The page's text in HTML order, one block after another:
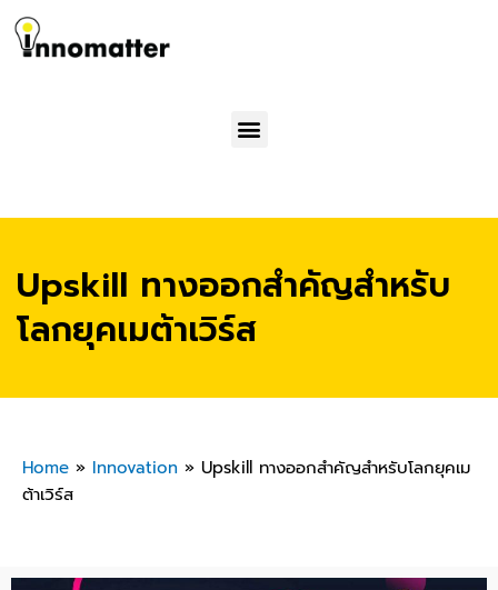
Menu
Upskill ทางออกสำคัญสำหรับ
โลกยุคเมต้าเวิร์ส
Home » Innovation » Upskill ทางออกสำคัญสำหรับโลกยุคเม
ต้าเวิร์ส